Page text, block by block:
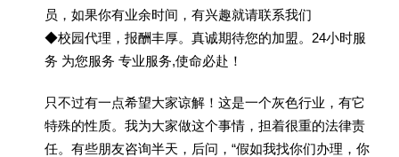
员，如果你有业余时间，有兴趣就请联系我们
◆校园代理，报酬丰厚。真诚期待您的加盟。24小时服
务 为您服务 专业服务,使命必赴！
只不过有一点希望大家谅解！这是一个灰色行业，有它
特殊的性质。我为大家做这个事情，担着很重的法律责
任。有些朋友咨询半天，后问，“假如我找你们办理，你